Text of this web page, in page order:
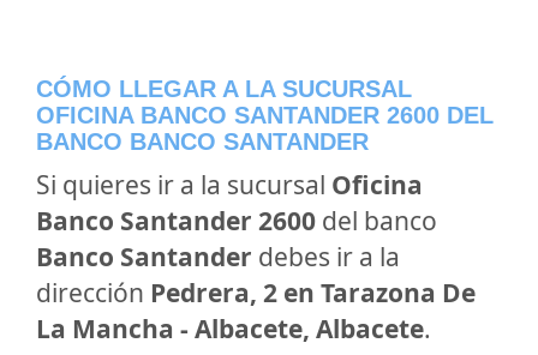
CÓMO LLEGAR A LA SUCURSAL
OFICINA BANCO SANTANDER 2600 DEL
BANCO BANCO SANTANDER
Si quieres ir a la sucursal Oficina
Banco Santander 2600 del banco
Banco Santander debes ir a la
dirección Pedrera, 2 en Tarazona De
La Mancha - Albacete, Albacete.